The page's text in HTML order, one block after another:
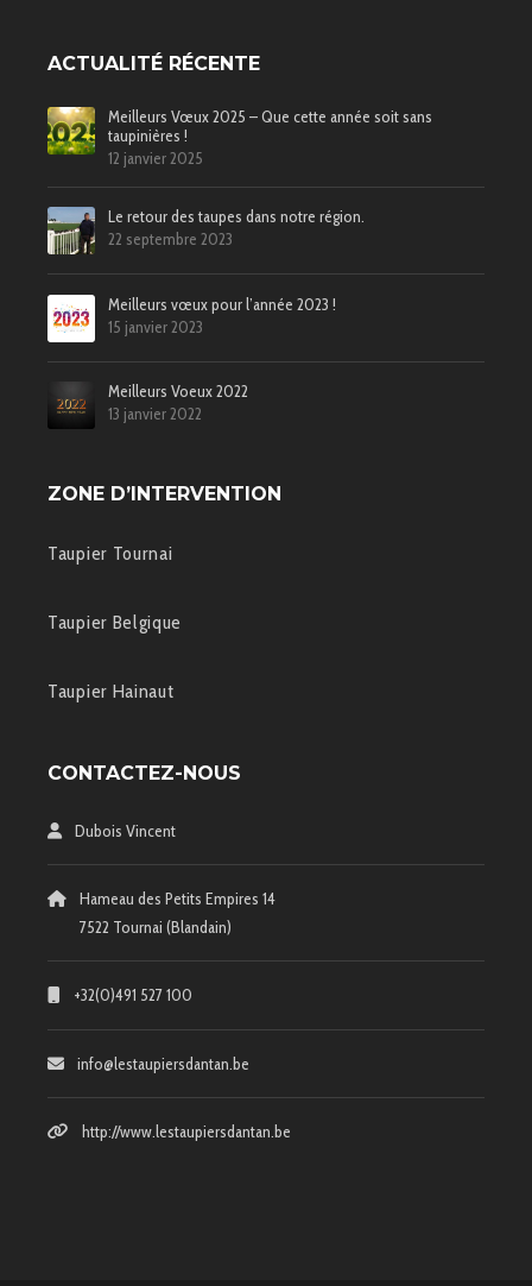
ACTUALITÉ RÉCENTE
Meilleurs Vœux 2025 – Que cette année soit sans
taupinières !
12 janvier 2025
Le retour des taupes dans notre région.
22 septembre 2023
Meilleurs vœux pour l’année 2023 !
15 janvier 2023
Meilleurs Voeux 2022
13 janvier 2022
ZONE D’INTERVENTION
Taupier Tournai
Taupier Belgique
Taupier Hainaut
CONTACTEZ-NOUS
Dubois Vincent
Hameau des Petits Empires 14
7522 Tournai (Blandain)
+32(0)491 527 100
info@lestaupiersdantan.be
http://www.lestaupiersdantan.be